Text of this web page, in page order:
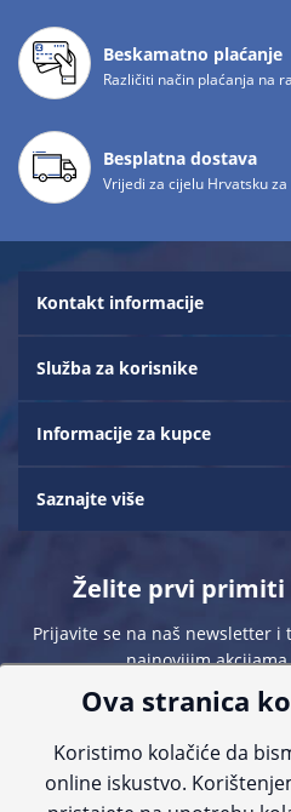
Beskamatno plaćanje
Različiti način plaćanja na
Besplatna dostava
Vrijedi za cijelu Hrvatsku
Kontakt informacije
Služba za korisnike
Informacije za kupce
Saznajte više
Želite prvi primiti
Prijavite se na naš newsletter
najnovijim
Ova stranica
Koristimo kolačiće da
online iskustvo.